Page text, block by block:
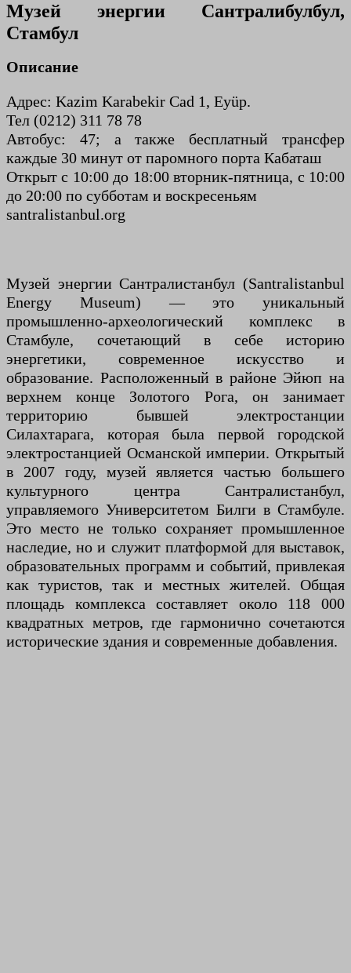
Музей энергии Сантралибулбул,
Стамбул
Описание
Адрес: Kazim Karabekir Cad 1, Eyüp.
Тел (0212) 311 78 78
Автобус: 47; а также бесплатный трансфер
каждые 30 минут от паромного порта Кабаташ
Открыт с 10:00 до 18:00 вторник-пятница, с 10:00
до 20:00 по субботам и воскресеньям
santralistanbul.org
Музей энергии Сантралистанбул (Santralistanbul
Energy Museum) — это уникальный
промышленно-археологический комплекс в
Стамбуле, сочетающий в себе историю
энергетики, современное искусство и
образование. Расположенный в районе Эйюп на
верхнем конце Золотого Рога, он занимает
территорию бывшей электростанции
Силахтарага, которая была первой городской
электростанцией Османской империи. Открытый
в 2007 году, музей является частью большего
культурного центра Сантралистанбул,
управляемого Университетом Билги в Стамбуле.
Это место не только сохраняет промышленное
наследие, но и служит платформой для выставок,
образовательных программ и событий, привлекая
как туристов, так и местных жителей. Общая
площадь комплекса составляет около 118 000
квадратных метров, где гармонично сочетаются
исторические здания и современные добавления.